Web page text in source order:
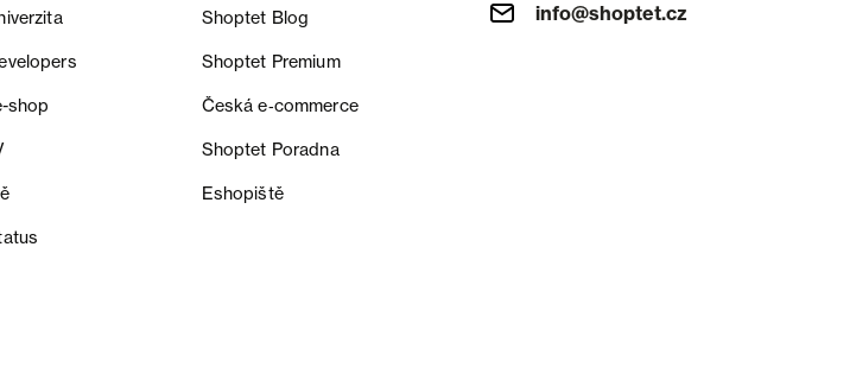
Shoptet Blog
Shoptet Premium
shop Česká e‑commerce
Shoptet Poradna
Eshopiště
info@shoptet.cz